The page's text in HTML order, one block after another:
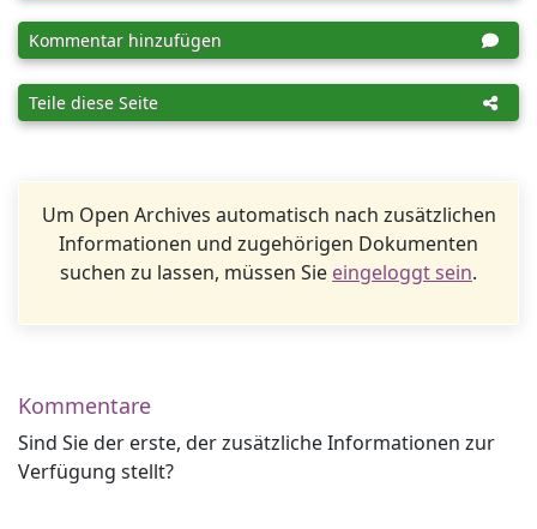
Kommentar hinzufügen
Teile diese Seite
Um Open Archives automatisch nach zusätzlichen
Informationen und zugehörigen Dokumenten
suchen zu lassen, müssen Sie eingeloggt sein.
Kommentare
Sind Sie der erste, der zusätzliche Informationen zur
Verfügung stellt?